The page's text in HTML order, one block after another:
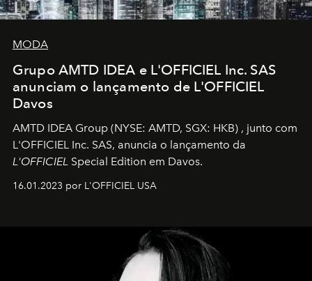
MODA
Grupo AMTD IDEA e L'OFFICIEL Inc. SAS
anunciam o lançamento de L'OFFICIEL
Davos
AMTD IDEA Group (NYSE: AMTD, SGX: HKB) , junto com
L'OFFICIEL Inc. SAS, anuncia o lançamento da
L'OFFICIEL Special Edition em Davos.
16.01.2023 por L'OFFICIEL USA